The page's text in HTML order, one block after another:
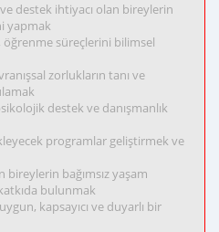
destek ihtiyacı olan bireylerin
yapmak
süreçlerini bilimsel
zorlukların tanı ve
destek ve danışmanlık
programlar geliştirmek ve
bağımsız yaşam
bulunmak
kapsayıcı ve duyarlı bir